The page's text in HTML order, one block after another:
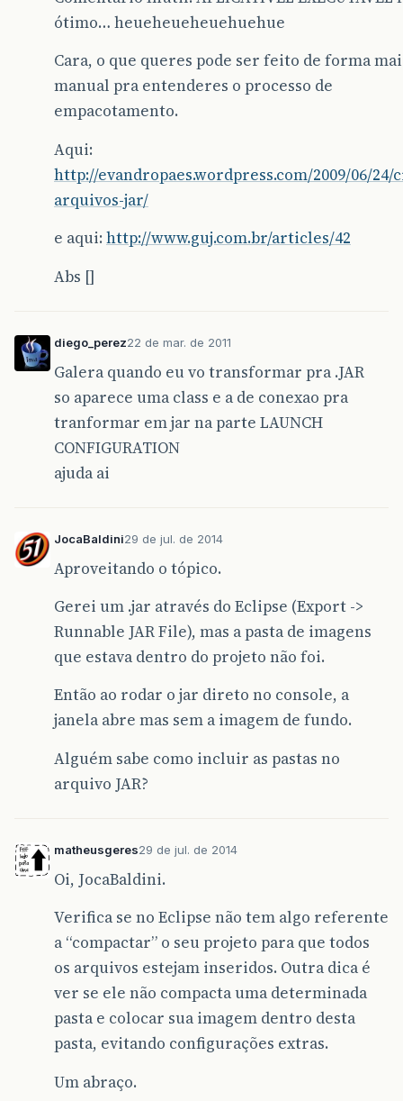
ótimo… heueheueheuehuehue
Cara, o que queres pode ser feito de forma
manual pra entenderes o processo de
empacotamento.
Aqui:
http://evandropaes.wordpress.com/2009/06/24/
arquivos-jar/
e aqui: http://www.guj.com.br/articles/42
Abs []
diego_perez22 de mar. de 2011
Galera quando eu vo transformar pra .JAR
so aparece uma class e a de conexao pra
tranformar em jar na parte LAUNCH
CONFIGURATION
ajuda ai
JocaBaldini29 de jul. de 2014
Aproveitando o tópico.
Gerei um .jar através do Eclipse (Export ->
Runnable JAR File), mas a pasta de imagens
que estava dentro do projeto não foi.
Então ao rodar o jar direto no console, a
janela abre mas sem a imagem de fundo.
Alguém sabe como incluir as pastas no
arquivo JAR?
matheusgeres29 de jul. de 2014
Oi, JocaBaldini.
Verifica se no Eclipse não tem algo referente
a “compactar” o seu projeto para que todos
os arquivos estejam inseridos. Outra dica é
ver se ele não compacta uma determinada
pasta e colocar sua imagem dentro desta
pasta, evitando configurações extras.
Um abraço.